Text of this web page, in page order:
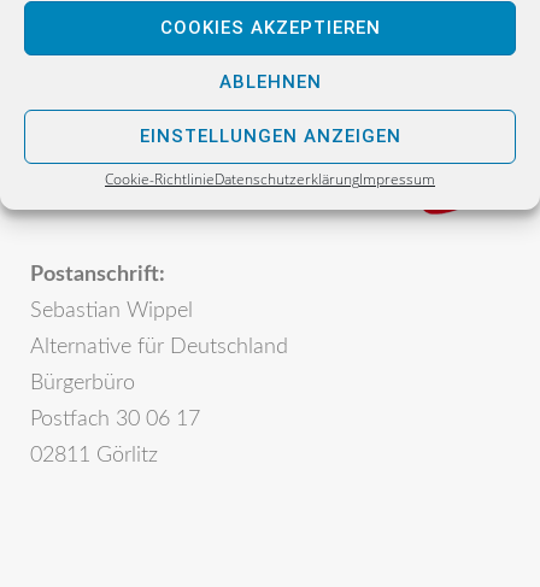
COOKIES AKZEPTIEREN
ABLEHNEN
EINSTELLUNGEN ANZEIGEN
Cookie-RichtlinieDatenschutzerklärungImpressum
Postanschrift:
Sebastian Wippel
Alternative für Deutschland
Bürgerbüro
Postfach 30 06 17
02811 Görlitz